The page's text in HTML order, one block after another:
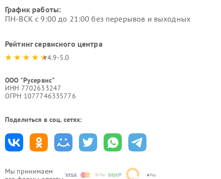
Мы принимаем
График работы:
ПН-ВСК с 9:00 до 21:00 без перерывов и выходных
Рейтинг сервисного центра
4.9-5.0
ООО "Русервис"
ИНН 7702633247
ОГРН 1077746335776
Поделиться в соц. сетях: